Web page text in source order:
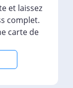
et laissez
complet.
carte de